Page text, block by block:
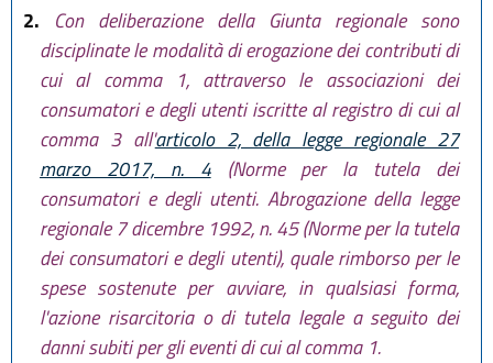
2. Con deliberazione della Giunta regionale sono
disciplinate le modalità di erogazione dei contributi di
cui al comma 1, attraverso le associazioni dei
consumatori e degli utenti iscritte al registro di cui al
comma 3 all'articolo 2, della legge regionale 27
marzo 2017, n. 4(Norme per la tutela dei
consumatori e degli utenti. Abrogazione della legge
regionale 7 dicembre 1992, n. 45 (Norme per la tutela
dei consumatori e degli utenti), quale rimborso per le
spese sostenute per avviare, in qualsiasi forma,
l'azione risarcitoria o di tutela legale a seguito dei
danni subiti per gli eventi di cui al comma 1.